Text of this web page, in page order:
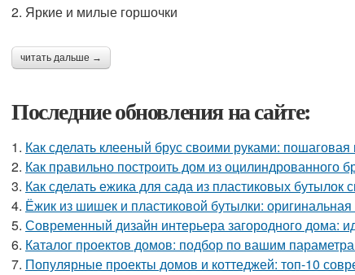
2. Яркие и милые горшочки
читать дальше →
Последние обновления на сайте:
1. Как сделать клееный брус своими руками: пошаговая
2. Как правильно построить дом из оцилиндрованного
3. Как сделать ежика для сада из пластиковых бутылок
4. Ёжик из шишек и пластиковой бутылки: оригинальная
5. Современный дизайн интерьера загородного дома:
6. Каталог проектов домов: подбор по вашим
7. Популярные проекты домов и коттеджей: топ-10